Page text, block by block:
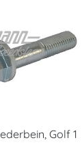
Golf 1